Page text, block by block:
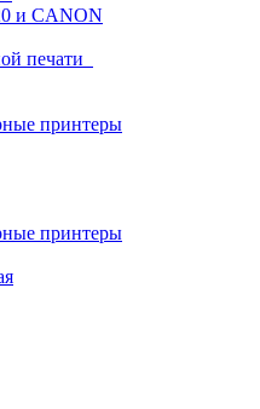
и CANON
печати
принтеры
принтеры